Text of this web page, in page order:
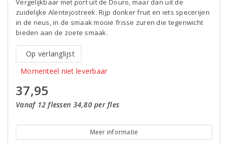
Vergelijkbaar met port uit de Douro, maar dan uit de
zuidelijke Alentejostreek. Rijp donker fruit en iets specerijen
in de neus, in de smaak mooie frisse zuren die tegenwicht
bieden aan de zoete smaak.
Op verlanglijst
Momenteel niet leverbaar
37,95
Vanaf 12 flessen 34,80 per fles
Meer informatie